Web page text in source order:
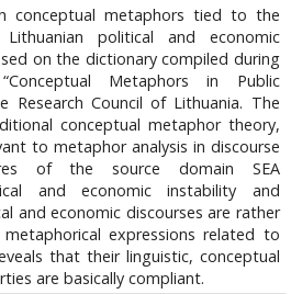
conceptual metaphors tied to the
political and economic
on the dictionary compiled during
Metaphors in Public
Research Council of Lithuania. The
conceptual metaphor theory,
to metaphor analysis in discourse
of the source domain SEA
and economic instability and
and economic discourses are rather
expressions related to
that their linguistic, conceptual
are basically compliant.